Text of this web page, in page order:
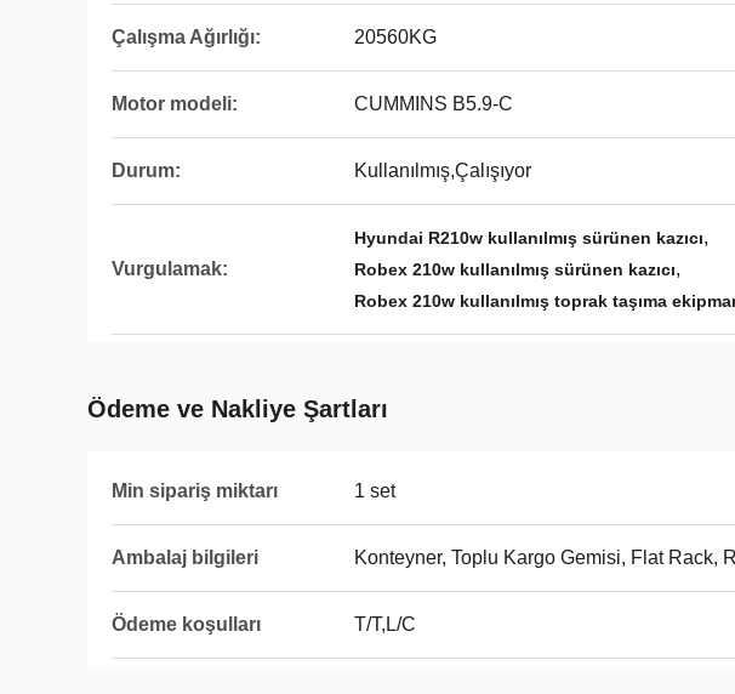
Çalışma Ağırlığı: 20560KG
Motor modeli: CUMMINS B5.9-C
Durum: Kullanılmış,Çalışıyor
Vurgulamak:
Hyundai R210w kullanılmış sürünen kazıcı,
Robex 210w kullanılmış sürünen kazıcı,
Robex 210w kullanılmış toprak taşıma
Ödeme ve Nakliye Şartları
Min sipariş miktarı 1 set
Ambalaj bilgileri Konteyner, Toplu Kargo Gemisi, Flat Rack,
Ödeme koşulları T/T,L/C